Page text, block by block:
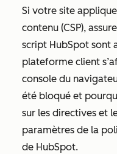
Si votre site
contenu (CSP),
script HubSpot sont
plateforme client
console du
été bloqué et
sur les directives et
paramètres de la
de HubSpot.